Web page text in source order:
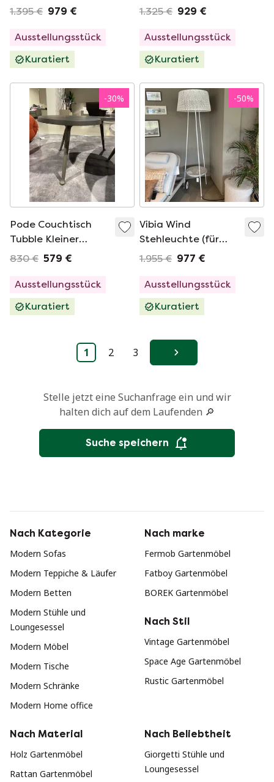
1.395 € 979 €
Ausstellungsstück
Kuratiert
1.325 € 929 €
Ausstellungsstück
Kuratiert
-30%
Pode Couchtisch
Tubble Kleiner
Nachttisch
830 € 579 €
Ausstellungsstück
Kuratiert
-50%
Vibia Wind
Stehleuchte (für
den Außenbereich)
1.955 € 977 €
Ausstellungsstück
Kuratiert
1 2 3 Weiter
Stelle jetzt eine Suchanfrage ein und wir
halten dich auf dem Laufenden 🔎
Suche speichern
Nach Kategorie
Modern Sofas
Modern Teppiche & Läufer
Modern Betten
Modern Stühle und
Loungesessel
Modern Möbel
Modern Tische
Modern Schränke
Modern Home office
Nach marke
Fermob Gartenmöbel
Fatboy Gartenmöbel
BOREK Gartenmöbel
Nach Stil
Vintage Gartenmöbel
Space Age Gartenmöbel
Rustic Gartenmöbel
Nach Material
Holz Gartenmöbel
Rattan Gartenmöbel
Nach Beliebtheit
Giorgetti Stühle und
Loungesessel